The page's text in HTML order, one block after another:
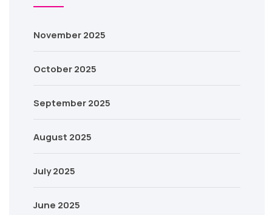
November 2025
October 2025
September 2025
August 2025
July 2025
June 2025